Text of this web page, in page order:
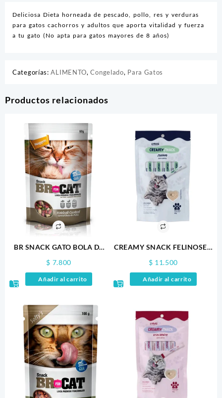
Deliciosa Dieta horneada de pescado, pollo, res y verduras
para gatos cachorros y adultos que aporta vitalidad y fuerza
a tu gato (No apta para gatos mayores de 8 años)
Categorías:ALIMENTO,Congelado, Para Gatos
Productos relacionados
BR SNACK GATO BOLA DE
$ 7.800
Añadir al carrito
CREAMY SNACK FELINOSEA
$ 11.500
Añadir al carrito